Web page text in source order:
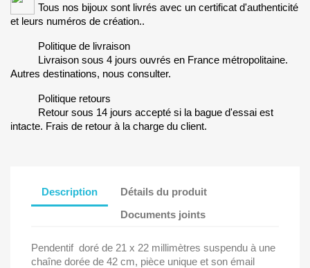
Tous nos bijoux sont livrés avec un certificat d'authenticité
et leurs numéros de création..
Politique de livraison
Livraison sous 4 jours ouvrés en France métropolitaine.
Autres destinations, nous consulter.
Politique retours
Retour sous 14 jours accepté si la bague d'essai est
intacte. Frais de retour à la charge du client.
Description
Détails du produit
Documents joints
Pendentif doré de 21 x 22 millimètres suspendu à une
chaîne dorée de 42 cm, pièce unique et son émail